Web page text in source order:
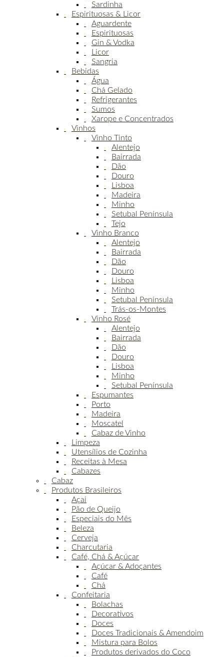
Sardinha
Espirituosas & Licor
Aguardente
Espirituosas
Gin & Vodka
Licor
Sangria
Bebidas
Água
Chá Gelado
Refrigerantes
Sumos
Xarope e Concentrados
Vinhos
Vinho Tinto
Alentejo
Bairrada
Dão
Douro
Lisboa
Madeira
Minho
Setubal Península
Tejo
Vinho Branco
Alentejo
Bairrada
Dão
Douro
Lisboa
Minho
Setubal Península
Trás-os-Montes
Vinho Rosé
Alentejo
Bairrada
Dão
Douro
Lisboa
Minho
Setubal Península
Espumantes
Porto
Madeira
Moscatel
Cabaz de Vinho
Limpeza
Utensílios de Cozinha
Receitas à Mesa
Cabazes
Cabaz
Produtos Brasileiros
Açai
Pão de Queijo
Especiais do Mês
Beleza
Cerveja
Charcutaria
Café, Chá & Açúcar
Açúcar & Adoçantes
Café
Chá
Confeitaria
Bolachas
Decorativos
Doces
Doces Tradicionais & Amendoim
Mistura para Bolos
Produtos derivados do Coco